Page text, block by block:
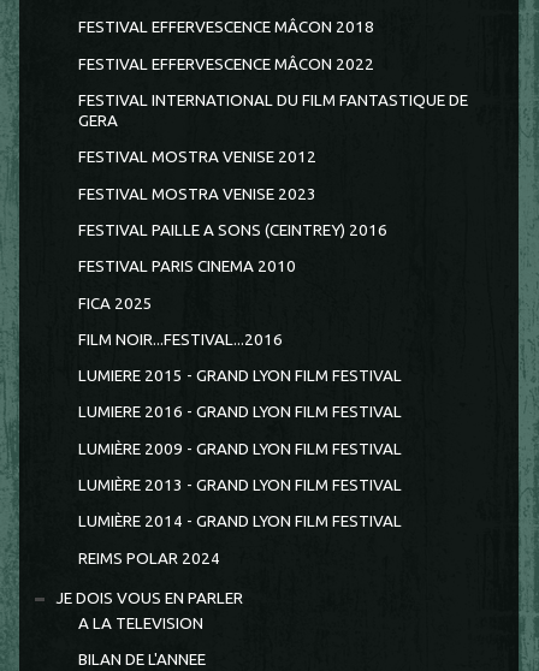
FESTIVAL EFFERVESCENCE MÂCON 2018
FESTIVAL EFFERVESCENCE MÂCON 2022
FESTIVAL INTERNATIONAL DU FILM FANTASTIQUE DE
GERA
FESTIVAL MOSTRA VENISE 2012
FESTIVAL MOSTRA VENISE 2023
FESTIVAL PAILLE A SONS (CEINTREY) 2016
FESTIVAL PARIS CINEMA 2010
FICA 2025
FILM NOIR...FESTIVAL...2016
LUMIERE 2015 - GRAND LYON FILM FESTIVAL
LUMIERE 2016 - GRAND LYON FILM FESTIVAL
LUMIÈRE 2009 - GRAND LYON FILM FESTIVAL
LUMIÈRE 2013 - GRAND LYON FILM FESTIVAL
LUMIÈRE 2014 - GRAND LYON FILM FESTIVAL
REIMS POLAR 2024
JE DOIS VOUS EN PARLER
A LA TELEVISION
BILAN DE L'ANNEE